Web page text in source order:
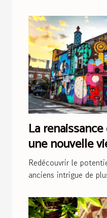
La
une nouvelle
bâtiments
Redécouvrir le
anciens intrigue de